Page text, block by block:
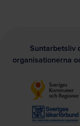
Suntarbetsliv
organisationerna